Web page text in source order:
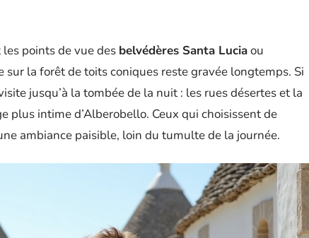
points de vue des belvédères Santa Luciaou
sur la forêt de toits coniques reste gravée longtemps. Si
jusqu’à la tombée de la nuit : les rues désertes et la
plus intime d’Alberobello. Ceux qui choisissent de
ambiance paisible, loin du tumulte de la journée.